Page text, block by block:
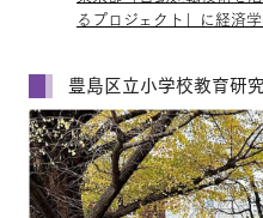
るプロジェクト」に経済
豊島区立小学校教育